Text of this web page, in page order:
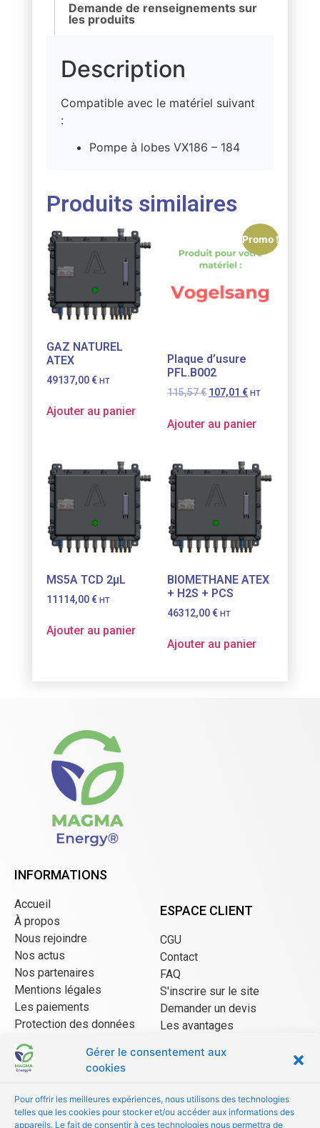
Gérer le consentement aux
cookies
Pour offrir les meilleures expériences, nous utilisons des technologies
telles que les cookies pour stocker et/ou accéder aux informations des
appareils. Le fait de consentir à ces technologies nous permettra de
Demande de renseignements sur
les produits
Description
Compatible avec le matériel suivant
:
Pompe à lobes VX186 – 184
Produits similaires
GAZ NATUREL
ATEX
49137,00€ HT
Ajouter au panier
Promo !
Plaque d’usure
PFL.B002
115,57€ 107,01 € HT
Ajouter au panier
MS5A TCD 2µL
11114,00€ HT
Ajouter au panier
BIOMETHANE ATEX
+ H2S + PCS
46312,00€ HT
Ajouter au panier
INFORMATIONS
Accueil
À propos
Nous rejoindre
Nos actus
Nos partenaires
Mentions légales
Les paiements
Protection des données
CGU Mangopay
ESPACE CLIENT
CGU
Contact
FAQ
S'inscrire sur le site
Demander un devis
Les avantages
CGU/CGV